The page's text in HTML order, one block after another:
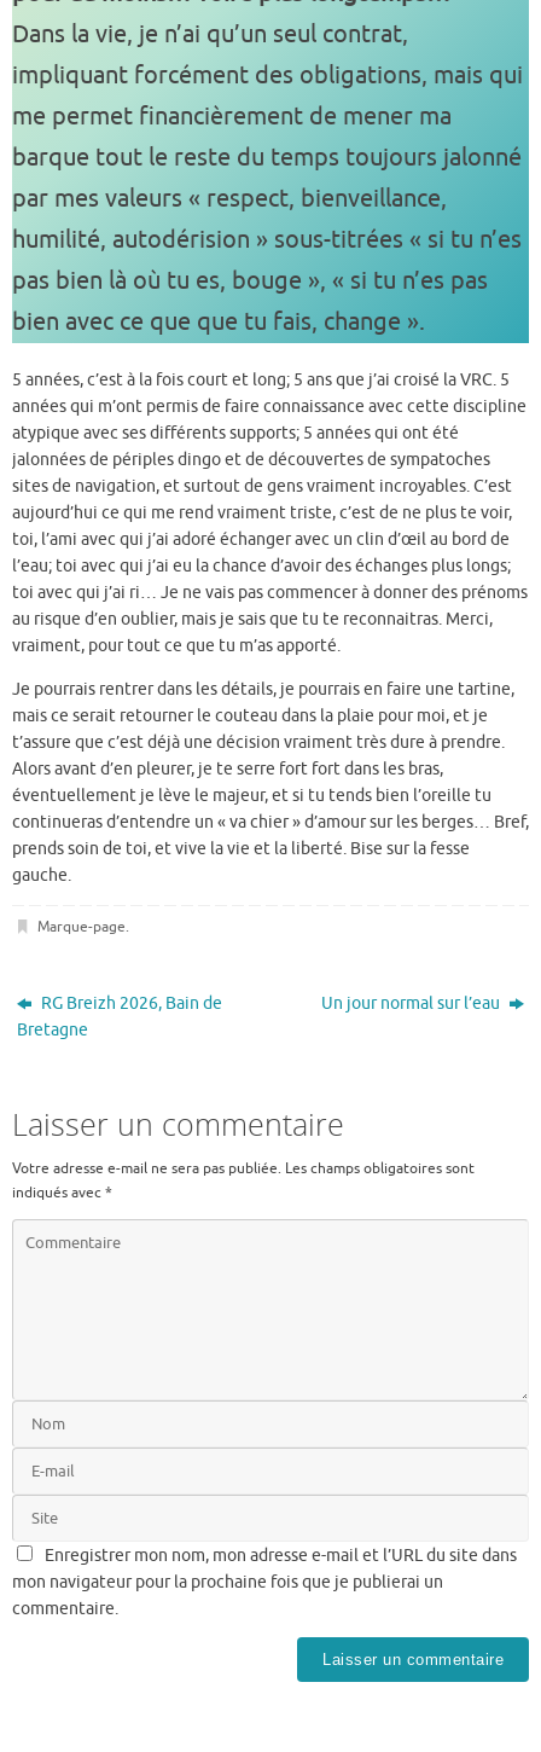
Dans la vie, je n’ai qu’un seul contrat,
impliquant forcément des obligations, mais qui
me permet financièrement de mener ma
barque tout le reste du temps toujours jalonné
par mes valeurs « respect, bienveillance,
humilité, autodérision » sous-titrées « si tu n’es
pas bien là où tu es, bouge », « si tu n’es pas
bien avec ce que que tu fais, change ».
5 années, c’est à la fois court et long; 5 ans que j’ai croisé la VRC. 5
années qui m’ont permis de faire connaissance avec cette discipline
atypique avec ses différents supports; 5 années qui ont été
jalonnées de périples dingo et de découvertes de sympatoches
sites de navigation, et surtout de gens vraiment incroyables. C’est
aujourd’hui ce qui me rend vraiment triste, c’est de ne plus te voir,
toi, l’ami avec qui j’ai adoré échanger avec un clin d’œil au bord de
l’eau; toi avec qui j’ai eu la chance d’avoir des échanges plus longs;
toi avec qui j’ai ri… Je ne vais pas commencer à donner des prénoms
au risque d’en oublier, mais je sais que tu te reconnaitras. Merci,
vraiment, pour tout ce que tu m’as apporté.
Je pourrais rentrer dans les détails, je pourrais en faire une tartine,
mais ce serait retourner le couteau dans la plaie pour moi, et je
t’assure que c’est déjà une décision vraiment très dure à prendre.
Alors avant d’en pleurer, je te serre fort fort dans les bras,
éventuellement je lève le majeur, et si tu tends bien l’oreille tu
continueras d’entendre un « va chier » d’amour sur les berges… Bref,
prends soin de toi, et vive la vie et la liberté. Bise sur la fesse
gauche.
Marque-page.
RG Breizh 2026, Bain de
Bretagne
Un jour normal sur l’eau
Laisser un commentaire
Votre adresse e-mail ne sera pas publiée. Les champs obligatoires sont
indiqués avec*
Enregistrer mon nom, mon adresse e-mail et l’URL du site dans
mon navigateur pour la prochaine fois que je publierai un
commentaire.